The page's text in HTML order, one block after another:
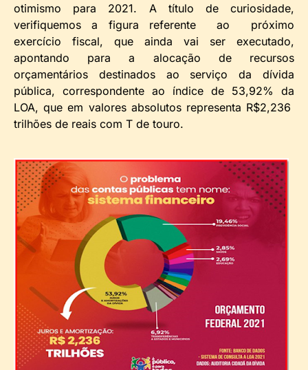
otimismo para 2021. A título de curiosidade,
verifiquemos a figura referente ao próximo
exercício fiscal, que ainda vai ser executado,
apontando para a alocação de recursos
orçamentários destinados ao serviço da dívida
pública, correspondente ao índice de 53,92% da
LOA, que em valores absolutos representa R$2,236
trilhões de reais com T de touro.